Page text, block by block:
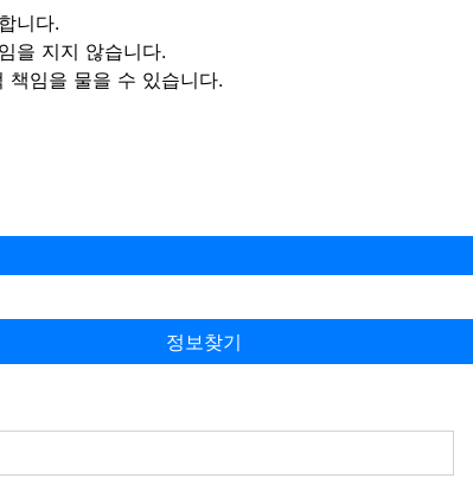
니다.
을 지지 않습니다.
책임을 물을 수 있습니다.
정보찾기